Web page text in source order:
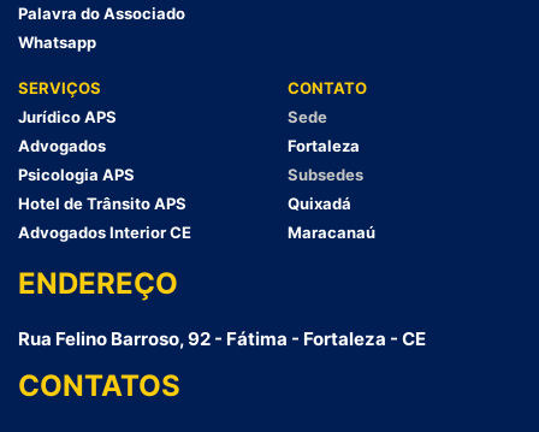
Palavra do Associado
Whatsapp
SERVIÇOS
Jurídico APS
Advogados
Psicologia APS
Hotel de Trânsito APS
Advogados Interior CE
CONTATO
Sede
Fortaleza
Subsedes
Quixadá
Maracanaú
ENDEREÇO
Rua Felino Barroso, 92 - Fátima - Fortaleza - CE
CONTATOS